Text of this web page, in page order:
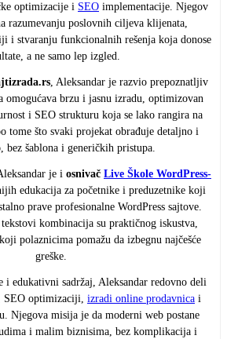
optimizacije i SEO implementacije. Njegov
razumevanju poslovnih ciljeva klijenata,
i stvaranju funkcionalnih rešenja koja donose
a ne samo lep izgled.
, Aleksandar je razvio prepoznatljiv
brzu i jasnu izradu, optimizovan
i SEO strukturu koja se lako rangira na
tome što svaki projekat obrađuje detaljno i
bez šablona i generičkih pristupa.
je i osnivač Live Škole WordPress-
edukacija za početnike i preduzetnike koji
prave profesionalne WordPress sajtove.
kombinacija su praktičnog iskustva,
polaznicima pomažu da izbegnu najčešće
greške.
edukativni sadržaj, Aleksandar redovno deli
SEO optimizaciji, izradi online prodavnica i
Njegova misija je da moderni web postane
i malim biznisima, bez komplikacija i